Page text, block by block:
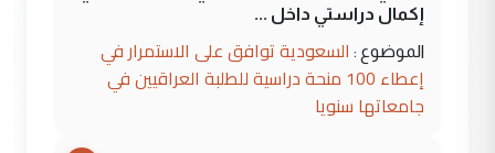
إكمال دراستي داخل ...
الموضوع : السعودية توافق على الاستمرار في
إعطاء 100 منحة دراسية للطلبة العراقيين في
جامعاتها سنويا